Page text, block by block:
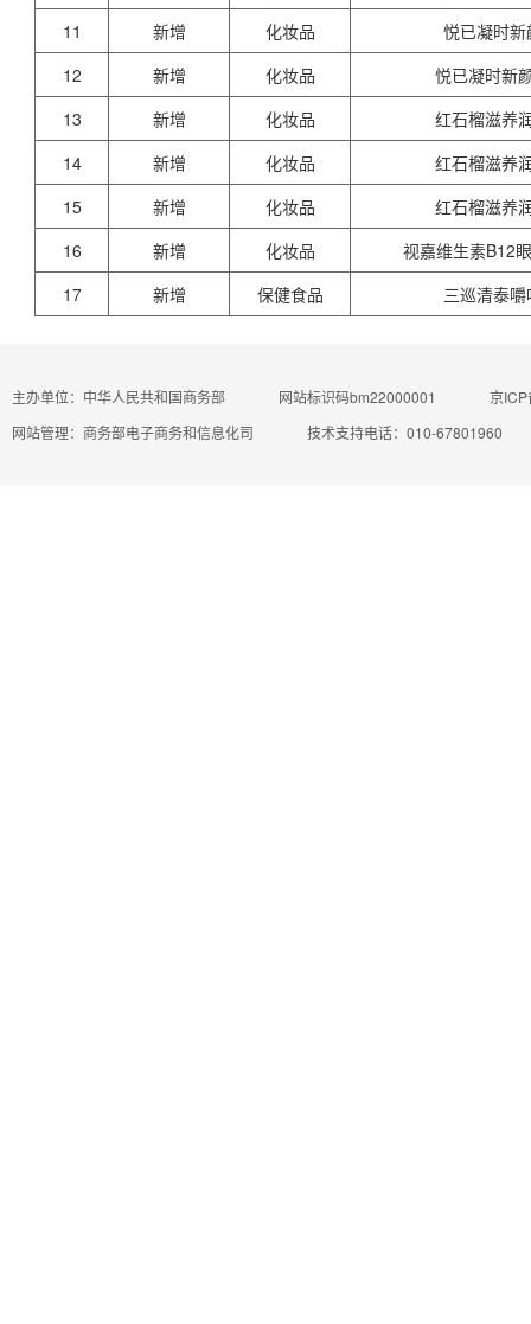
11
新增 化妆品
悦已凝时新
12
新增 化妆品
悦已凝时新
13
新增 化妆品
红石榴滋养
14
新增 化妆品
红石榴滋养
15
新增 化妆品
红石榴滋养
16
新增 化妆品
视嘉维生素B12
17
新增 保健食品 三巡清泰嚼
主办单位：中华人民共和国商务部 网站标识码bm22000001
京
网站管理：商务部电子商务和信息化司
技术支持电话：010-67801960